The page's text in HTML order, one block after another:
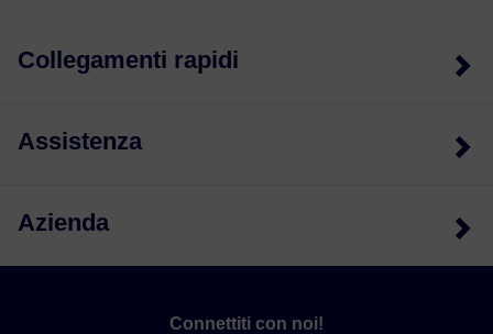
Collegamenti rapidi
Assistenza
Azienda
Connettiti con noi!